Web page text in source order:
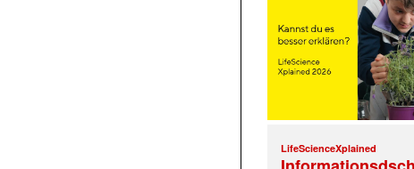
LifeScienceXplained